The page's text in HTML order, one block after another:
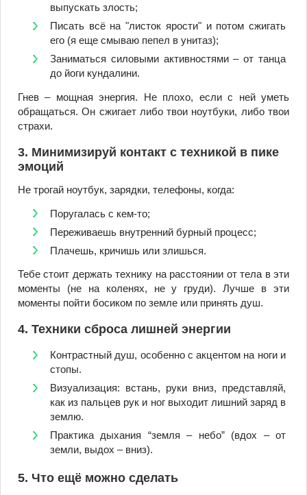
выпускать злость;
Писать всё на "листок ярости" и потом сжигать
его (я еще смываю пепел в унитаз);
Заниматься силовыми активностями – от танца
до йоги кундалини.
Гнев – мощная энергия. Не плохо, если с ней уметь
обращаться. Он сжигает либо твои ноутбуки, либо твои
страхи.
3. Минимизируй контакт с техникой в пике
эмоций
Не трогай ноутбук, зарядки, телефоны, когда:
Поругалась с кем-то;
Переживаешь внутренний бурный процесс;
Плачешь, кричишь или злишься.
Тебе стоит держать технику на расстоянии от тела в эти
моменты (не на коленях, не у груди). Лучше в эти
моменты пойти босиком по земле или принять душ.
4. Техники сброса лишней энергии
Контрастный душ, особенно с акцентом на ноги и
стопы.
Визуализация: встань, руки вниз, представляй,
как из пальцев рук и ног выходит лишний заряд в
землю.
Практика дыхания “земля – небо” (вдох – от
земли, выдох – вниз).
5. Что ещё можно сделать